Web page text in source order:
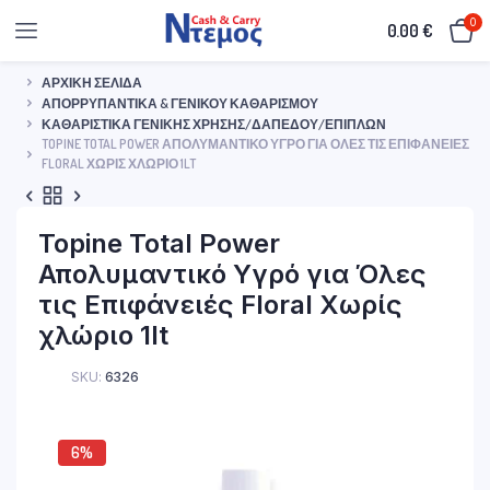
0.00€ 0
ΑΡΧΙΚΉ ΣΕΛΊΔΑ
ΑΠΟΡΡΥΠΑΝΤΙΚΆ & ΓΕΝΙΚΟΎ ΚΑΘΑΡΙΣΜΟΎ
ΚΑΘΑΡΙΣΤΙΚΆ ΓΕΝΙΚΉΣ ΧΡΉΣΗΣ/ΔΑΠΈΔΟΥ/ΕΠΊΠΛΩΝ
TOPINE TOTAL POWER ΑΠΟΛΥΜΑΝΤΙΚΌ ΥΓΡΌ ΓΙΑ ΌΛΕΣ ΤΙΣ ΕΠΙΦΆΝΕΙΈΣ
FLORAL ΧΩΡΊΣ ΧΛΏΡΙΟ 1LT
Topine Total Power
Απολυμαντικό Υγρό για Όλες
τις Επιφάνειές Floral Χωρίς
χλώριο 1lt
SKU: 6326
6%